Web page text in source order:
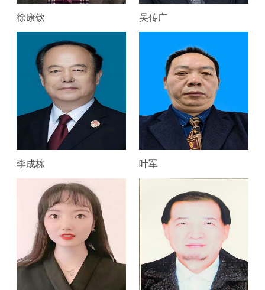
徐康钦 吴传广
李成栋 叶军